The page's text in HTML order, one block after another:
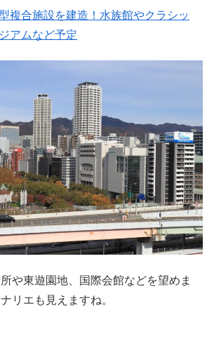
複合施設を建造！水族館やクラシッ
アムなど予定
や東遊園地、国際会館などを望めま
リエも見えますね。